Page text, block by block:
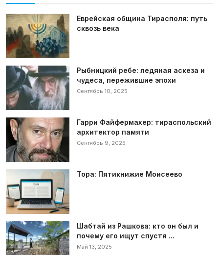
Еврейская община Тирасполя: путь
сквозь века
Рыбницкий ребе: ледяная аскеза и
чудеса, пережившие эпохи
Сентябрь 10, 2025
Гарри Файфермахер: тираспольский
архитектор памяти
Сентябрь 9, 2025
Тора: Пятикнижие Моисеево
Шабтай из Рашкова: кто он был и
почему его ищут спустя ...
Май 13, 2025